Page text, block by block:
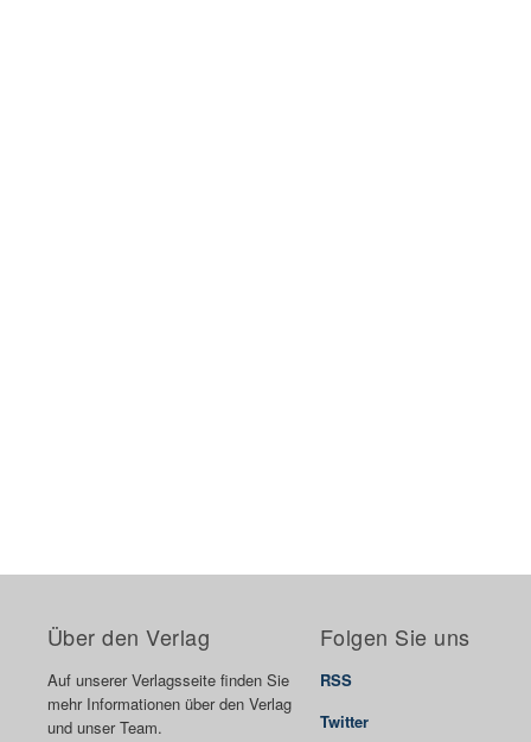
Über den Verlag
Auf unserer Verlagsseite finden Sie
mehr Informationen über den Verlag
und unser Team.
Folgen Sie uns
RSS
Twitter